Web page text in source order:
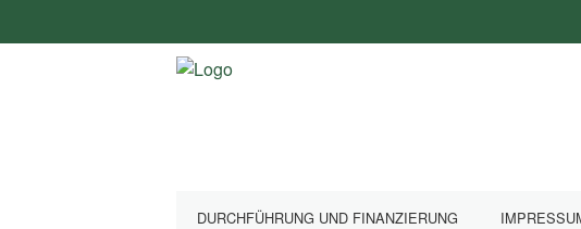
überspringen
DURCHFÜHRUNG UND FINANZIERUNG